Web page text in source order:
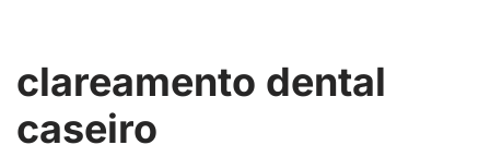
clareamento dental
caseiro